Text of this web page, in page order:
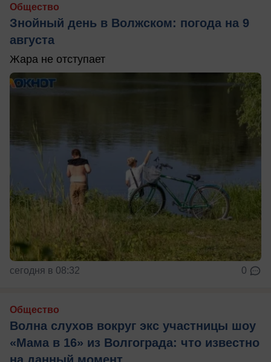
Общество
Знойный день в Волжском: погода на 9
августа
Жара не отступает
сегодня в 08:32 0
Общество
Волна слухов вокруг экс участницы шоу
«Мама в 16» из Волгограда: что известно